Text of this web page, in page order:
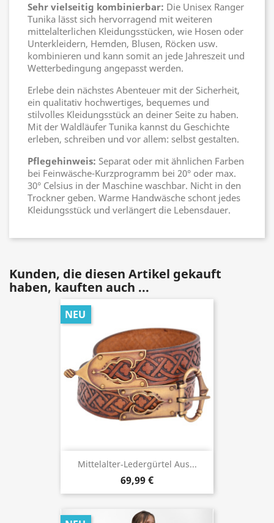
Sehr vielseitig kombinierbar: Die Unisex Ranger
Tunika lässt sich hervorragend mit weiteren
mittelalterlichen Kleidungsstücken, wie Hosen oder
Unterkleidern, Hemden, Blusen, Röcken usw.
kombinieren und kann somit an jede Jahreszeit und
Wetterbedingung angepasst werden.
Erlebe dein nächstes Abenteuer mit der Sicherheit,
ein qualitativ hochwertiges, bequemes und
stilvolles Kleidungsstück an deiner Seite zu haben.
Mit der Waldläufer Tunika kannst du Geschichte
erleben, schreiben und vor allem: selbst gestalten.
Pflegehinweis: Separat oder mit ähnlichen Farben
bei Feinwäsche-Kurzprogramm bei 20° oder max.
30° Celsius in der Maschine waschbar. Nicht in den
Trockner geben. Warme Handwäsche schont jedes
Kleidungsstück und verlängert die Lebensdauer.
Kunden, die diesen Artikel gekauft
haben, kauften auch ...
Mittelalter‑Ledergürtel Aus...
69,99 €
NEU